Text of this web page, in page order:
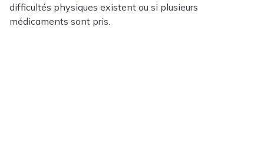
difficultés physiques existent ou si plusieurs
médicaments sont pris.